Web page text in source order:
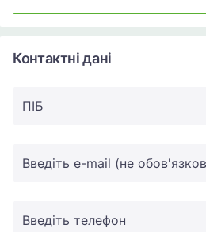
Контактні дані
ПIБ
Введіть e-mail (не
Введіть телефон